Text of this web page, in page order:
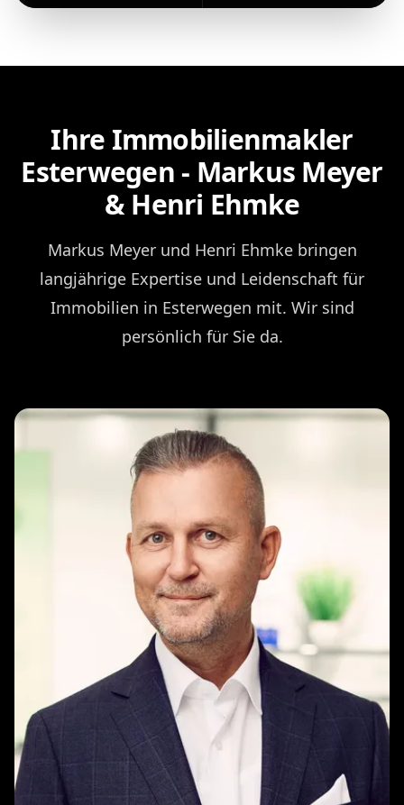
Ihre Immobilienmakler
Esterwegen - Markus Meyer
& Henri Ehmke
Markus Meyer und Henri Ehmke bringen
langjährige Expertise und Leidenschaft für
Immobilien in Esterwegen mit. Wir sind
persönlich für Sie da.